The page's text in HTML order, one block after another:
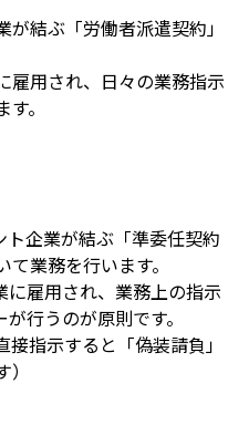
が結ぶ「労働者派遣契約」
雇用され、日々の業務指示
。
ト企業が結ぶ「準委任契約
て業務を行います。
に雇用され、業務上の指示
行うのが原則です。
接指示すると「偽装請負」